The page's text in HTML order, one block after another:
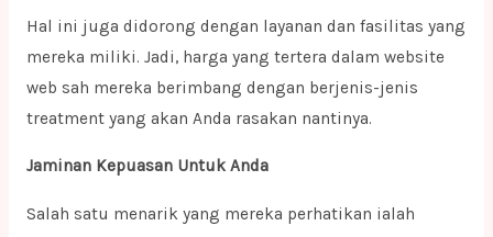
Hal ini juga didorong dengan layanan dan fasilitas yang
mereka miliki. Jadi, harga yang tertera dalam website
web sah mereka berimbang dengan berjenis-jenis
treatment yang akan Anda rasakan nantinya.
Jaminan Kepuasan Untuk Anda
Salah satu menarik yang mereka perhatikan ialah